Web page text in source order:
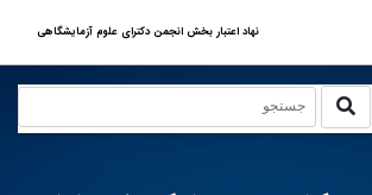
نهاد اعتبار بخش انجمن دکترای علوم آزمایشگاهی